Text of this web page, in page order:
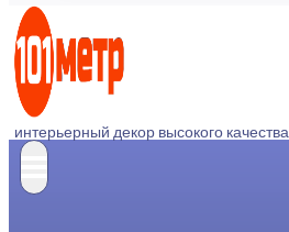
интерьерный декор высокого качества